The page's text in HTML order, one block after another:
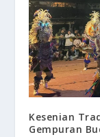
Kesenian
Gempuran